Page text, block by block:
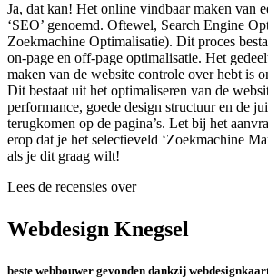
Ja, dat kan! Het online vindbaar maken van
‘SEO’ genoemd. Oftewel, Search Engine
Zoekmachine Optimalisatie). Dit proces
on-page en off-page optimalisatie. Het
maken van de website controle over hebt is
Dit bestaat uit het optimaliseren van de
performance, goede design structuur en de
terugkomen op de pagina’s. Let bij het
erop dat je het selectieveld ‘Zoekmachine
als je dit graag wilt!
Lees de recensies over
Webdesign Knegsel
beste webbouwer gevonden dankzij